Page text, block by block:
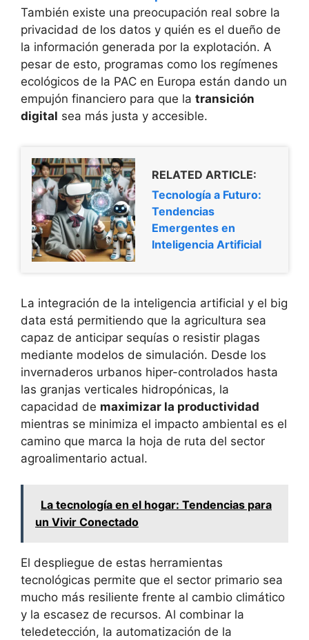
También existe una preocupación real sobre la
privacidad de los datos y quién es el dueño de
la información generada por la explotación. A
pesar de esto, programas como los regímenes
ecológicos de la PAC en Europa están dando un
empujón financiero para que la transición
digital sea más justa y accesible.
RELATED ARTICLE:
Tecnología a Futuro:
Tendencias
Emergentes en
Inteligencia Artificial
La integración de la inteligencia artificial y el big
data está permitiendo que la agricultura sea
capaz de anticipar sequías o resistir plagas
mediante modelos de simulación. Desde los
invernaderos urbanos hiper-controlados hasta
las granjas verticales hidropónicas, la
capacidad de maximizar la productividad
mientras se minimiza el impacto ambiental es el
camino que marca la hoja de ruta del sector
agroalimentario actual.
La tecnología en el hogar: Tendencias para
un Vivir Conectado
El despliegue de estas herramientas
tecnológicas permite que el sector primario sea
mucho más resiliente frente al cambio climático
y la escasez de recursos. Al combinar la
teledetección, la automatización de la